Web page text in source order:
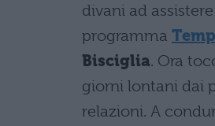
divani ad
programma
Bisciglia. Ora
giorni lontani dai
relazioni. A